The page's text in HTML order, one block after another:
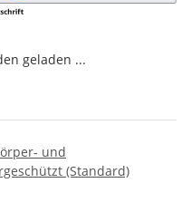
geladen ...
und
(Standard)